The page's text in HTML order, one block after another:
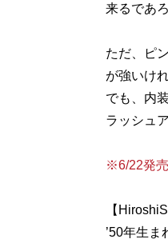
来るであ
ただ、ピ
が強いけ
でも、内
ラッシュ
※6/22発
【
’50年生